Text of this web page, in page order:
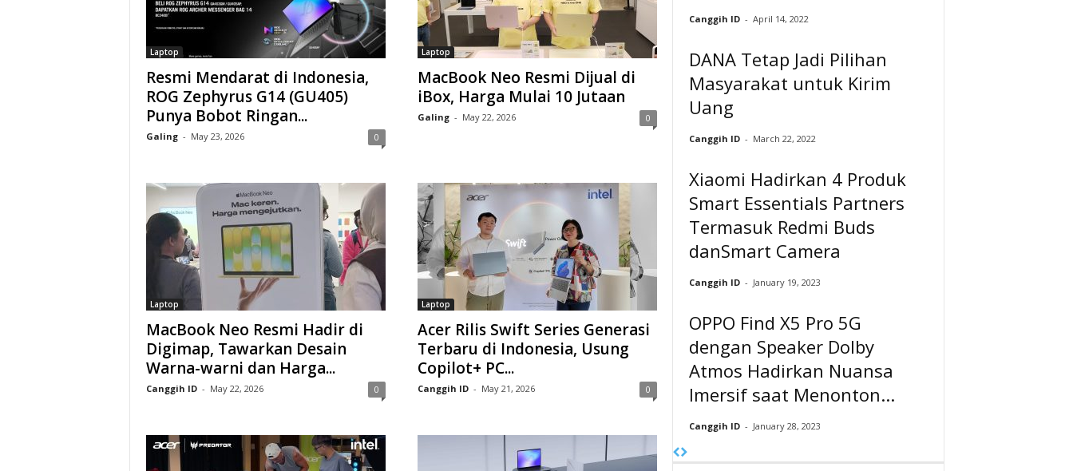
Laptop
Resmi Mendarat di Indonesia,
ROG Zephyrus G14 (GU405)
Punya Bobot Ringan...
Galing - May 23, 2026 0
Laptop
MacBook Neo Resmi Dijual di
iBox, Harga Mulai 10 Jutaan
Galing - May 22, 2026 0
Laptop
MacBook Neo Resmi Hadir di
Digimap, Tawarkan Desain
Warna-warni dan Harga...
Canggih ID - May 22, 2026 0
Laptop
Acer Rilis Swift Series Generasi
Terbaru di Indonesia, Usung
Copilot+ PC...
Canggih ID - May 21, 2026 0
Canggih ID - April 14, 2022
DANA Tetap Jadi Pilihan
Masyarakat untuk Kirim
Uang
Canggih ID - March 22, 2022
Xiaomi Hadirkan 4 Produk
Smart Essentials Partners
Termasuk Redmi Buds
danSmart Camera
Canggih ID - January 19, 2023
OPPO Find X5 Pro 5G
dengan Speaker Dolby
Atmos Hadirkan Nuansa
Imersif saat Menonton...
Canggih ID - January 28, 2023